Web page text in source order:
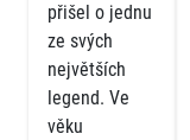
přišel o jednu
ze svých
největších
legend. Ve
věku